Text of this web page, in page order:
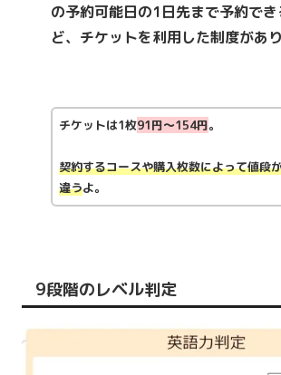
の予約可能日の1日先まで予約でき
ど、チケットを利用した制度があり
チケットは1枚91円～154円。
契約するコースや購入枚数によって値段
違うよ。
9段階のレベル判定